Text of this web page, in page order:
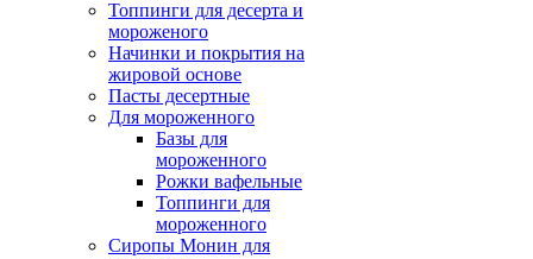
Топпинги для десерта и
мороженого
Начинки и покрытия на
жировой основе
Пасты десертные
Для мороженного
Базы для
мороженного
Рожки вафельные
Топпинги для
мороженного
Сиропы Монин для